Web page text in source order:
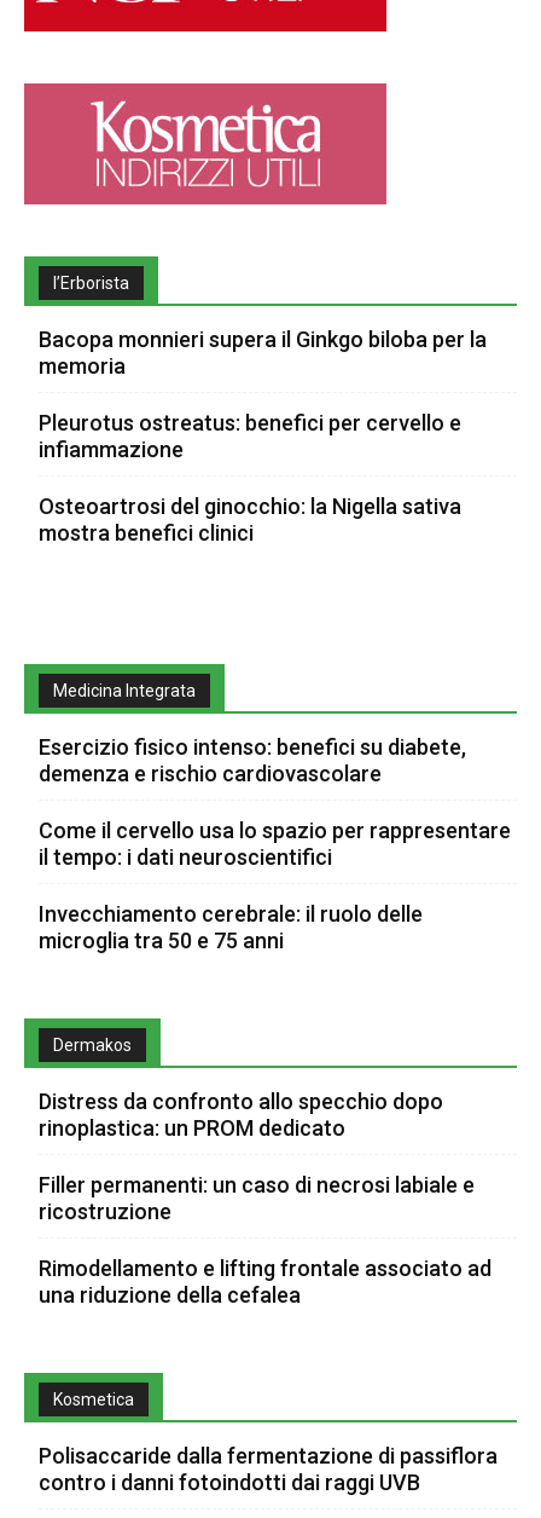
l’Erborista
Bacopa monnieri supera il Ginkgo biloba per la
memoria
Pleurotus ostreatus: benefici per cervello e
infiammazione
Osteoartrosi del ginocchio: la Nigella sativa
mostra benefici clinici
Medicina Integrata
Esercizio fisico intenso: benefici su diabete,
demenza e rischio cardiovascolare
Come il cervello usa lo spazio per rappresentare
il tempo: i dati neuroscientifici
Invecchiamento cerebrale: il ruolo delle
microglia tra 50 e 75 anni
Dermakos
Distress da confronto allo specchio dopo
rinoplastica: un PROM dedicato
Filler permanenti: un caso di necrosi labiale e
ricostruzione
Rimodellamento e lifting frontale associato ad
una riduzione della cefalea
Kosmetica
Polisaccaride dalla fermentazione di passiflora
contro i danni fotoindotti dai raggi UVB